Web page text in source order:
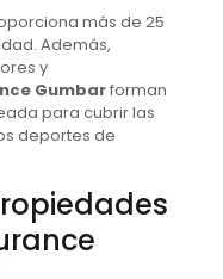
más de 25
Además,
y
Gumbarforman
para cubrir las
deportes de